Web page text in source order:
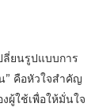
ลี่ยนรูปแบบการ
” คือหัวใจสำคัญ
ผู้ใช้เพื่อให้มั่นใจ